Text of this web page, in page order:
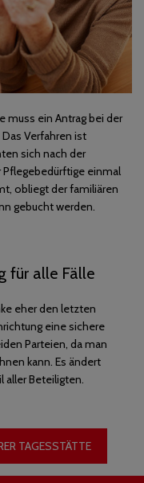
muss ein Antrag bei der
Verfahren ist
sich nach der
Pflegebedürftige einmal
obliegt der familiären
gebucht werden.
für alle Fälle
eher den letzten
eine sichere
Parteien, da man
kann. Es ändert
aller Beteiligten.
TAGESSTÄTTE